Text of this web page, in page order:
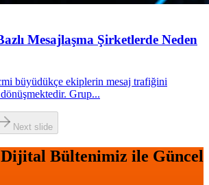
Mesajlaşma Şirketlerde Neden
büyüdükçe ekiplerin mesaj trafiğini
Grup...
Next slide
Bültenimiz ile Güncel